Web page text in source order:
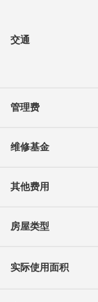
交通
管理费
维修基金
其他费用
房屋类型
实际使用面积